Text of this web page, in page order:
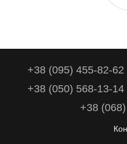
+38 (095) 455-82-62
+38 (050) 568-13-14
+38